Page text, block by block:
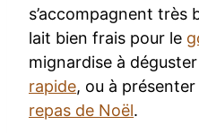
s’accompagnent très
lait bien frais pour le
mignardise à
rapide, ou à
repas de Noël.